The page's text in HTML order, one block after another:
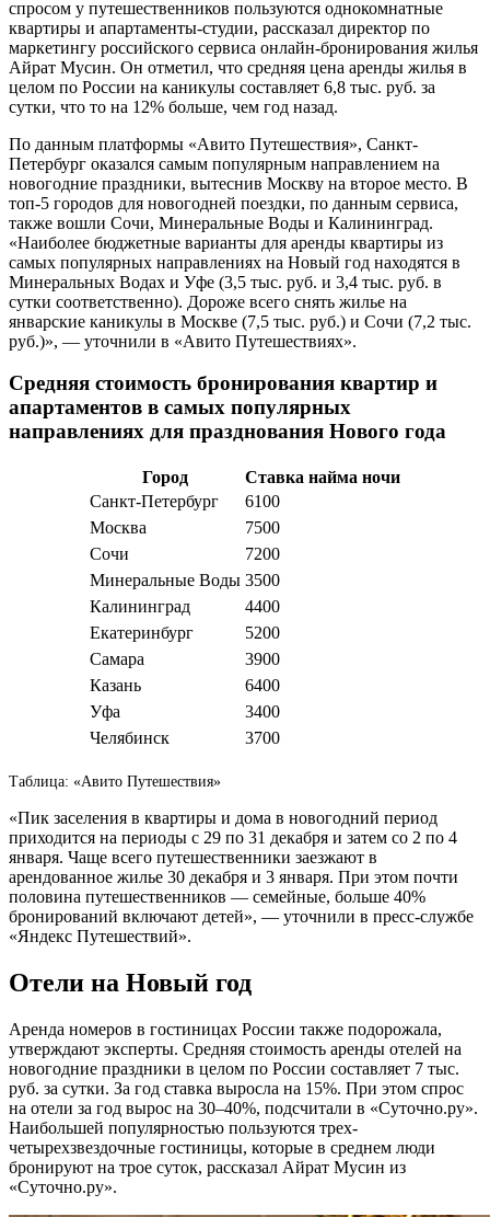
спросом у путешественников пользуются однокомнатные
квартиры и апартаменты-студии, рассказал директор по
маркетингу российского сервиса онлайн-бронирования жилья
Айрат Мусин. Он отметил, что средняя цена аренды жилья в
целом по России на каникулы составляет 6,8 тыс. руб. за
сутки, что то на 12% больше, чем год назад.
По данным платформы «Авито Путешествия», Санкт-
Петербург оказался самым популярным направлением на
новогодние праздники, вытеснив Москву на второе место. В
топ-5 городов для новогодней поездки, по данным сервиса,
также вошли Сочи, Минеральные Воды и Калининград.
«Наиболее бюджетные варианты для аренды квартиры из
самых популярных направлениях на Новый год находятся в
Минеральных Водах и Уфе (3,5 тыс. руб. и 3,4 тыс. руб. в
сутки соответственно). Дороже всего снять жилье на
январские каникулы в Москве (7,5 тыс. руб.) и Сочи (7,2 тыс.
руб.)», — уточнили в «Авито Путешествиях».
Средняя стоимость бронирования квартир и
апартаментов в самых популярных
направлениях для празднования Нового года
Город
Ставка найма ночи
Санкт-Петербург
6100
Москва
7500
Сочи
7200
Минеральные Воды 3500
Калининград
4400
Екатеринбург
5200
Самара
3900
Казань
6400
Уфа
3400
Челябинск
3700
Таблица: «Авито Путешествия»
«Пик заселения в квартиры и дома в новогодний период
приходится на периоды с 29 по 31 декабря и затем со 2 по 4
января. Чаще всего путешественники заезжают в
арендованное жилье 30 декабря и 3 января. При этом почти
половина путешественников — семейные, больше 40%
бронирований включают детей», — уточнили в пресс-службе
«Яндекс Путешествий».
Отели на Новый год
Аренда номеров в гостиницах России также подорожала,
утверждают эксперты. Средняя стоимость аренды отелей на
новогодние праздники в целом по России составляет 7 тыс.
руб. за сутки. За год ставка выросла на 15%. При этом спрос
на отели за год вырос на 30–40%, подсчитали в «Суточно.ру».
Наибольшей популярностью пользуются трех-
четырехзвездочные гостиницы, которые в среднем люди
бронируют на трое суток, рассказал Айрат Мусин из
«Суточно.ру».